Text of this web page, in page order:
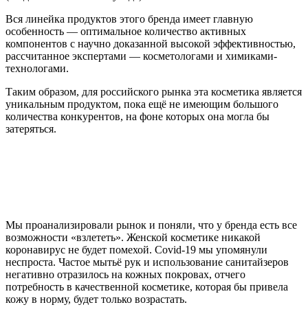
Вся линейка продуктов этого бренда имеет главную
особенность — оптимальное количество активных
компонентов с научно доказанной высокой эффективностью,
рассчитанное экспертами — косметологами и химиками-
технологами.
Таким образом, для российского рынка эта косметика является
уникальным продуктом, пока ещё не имеющим большого
количества конкурентов, на фоне которых она могла бы
затеряться.
Мы проанализировали рынок и поняли, что у бренда есть все
возможности «взлететь». Женской косметике никакой
коронавирус не будет помехой. Covid-19 мы упомянули
неспроста. Частое мытьё рук и использование санитайзеров
негативно отразилось на кожных покровах, отчего
потребность в качественной косметике, которая бы привела
кожу в норму, будет только возрастать.